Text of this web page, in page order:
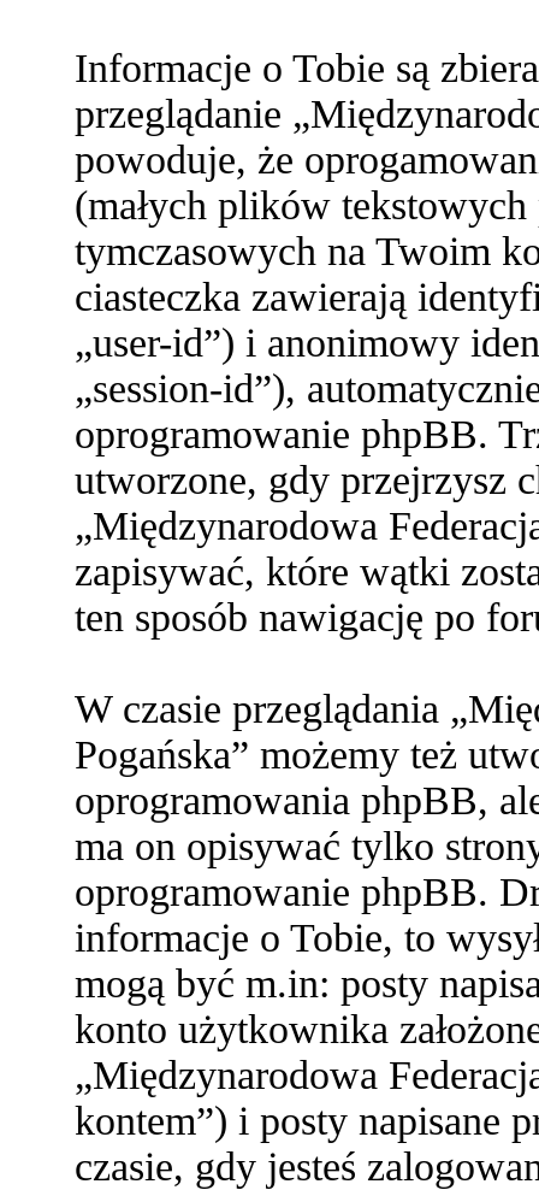
Informacje o Tobie są
przeglądanie
powoduje, że
(małych plików
tymczasowych na Twoim
ciasteczka zawierają
„user-id”) i anonimowy
„session-id”),
oprogramowanie phpBB.
utworzone, gdy przejrzysz
„Międzynarodowa
zapisywać, które wątki
ten sposób nawigację po
W czasie przeglądania
Pogańska” możemy też
oprogramowania phpBB,
ma on opisywać tylko
oprogramowanie phpBB.
informacje o Tobie, to
mogą być m.in: posty
konto użytkownika
„Międzynarodowa
kontem”) i posty napisane
czasie, gdy jesteś